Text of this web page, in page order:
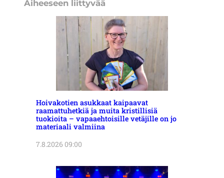
Aiheeseen liittyvää
Hoivakotien asukkaat kaipaavat
raamattuhetkiä ja muita kristillisiä
tuokioita – vapaaehtoisille vetäjille on jo
materiaali valmiina
7.8.2026 09:00